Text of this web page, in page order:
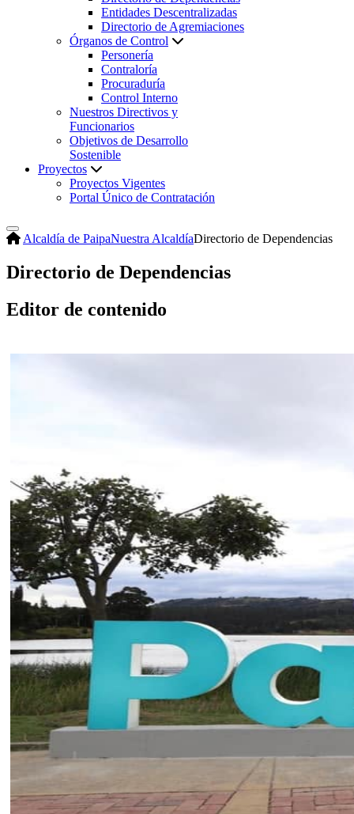
Entidades Descentralizadas
Directorio de Agremiaciones
Órganos de Control
Personería
Contraloría
Procuraduría
Control Interno
Nuestros Directivos y
Funcionarios
Objetivos de Desarrollo
Sostenible
Proyectos
Proyectos Vigentes
Portal Único de Contratación
Alcaldía de PaipaNuestra AlcaldíaDirectorio de Dependencias
Directorio de Dependencias
Editor de contenido